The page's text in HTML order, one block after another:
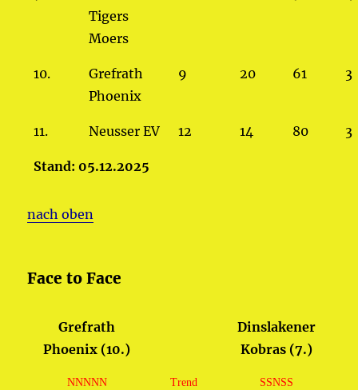
Tigers
Moers
10.
Grefrath
Phoenix
9 20 61 3
11. Neusser EV 12 14 80 3
Stand: 05.12.2025
nach oben
Face to Face
Grefrath
Phoenix (10.)
Dinslakener
Kobras (7.)
NNNNN Trend SSNSS